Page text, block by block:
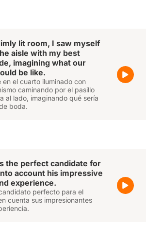
lit room, I saw myself
aisle with my best
imagining what our
be like.
en el cuarto iluminado con
caminando por el pasillo
al lado, imaginando qué sería
boda.
the perfect candidate for
account his impressive
experience.
perfecto para el
cuenta sus impresionantes